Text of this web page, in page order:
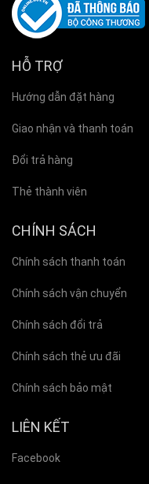
HỖ TRỢ
Hướng dẫn đặt hàng
Giao nhận và thanh toán
Đổi trả hàng
Thẻ thành viên
CHÍNH SÁCH
Chính sách thanh toán
Chính sách vận chuyển
Chính sách đổi trả
Chính sách thẻ ưu đãi
Chính sách bảo mật
LIÊN KẾT
Facebook